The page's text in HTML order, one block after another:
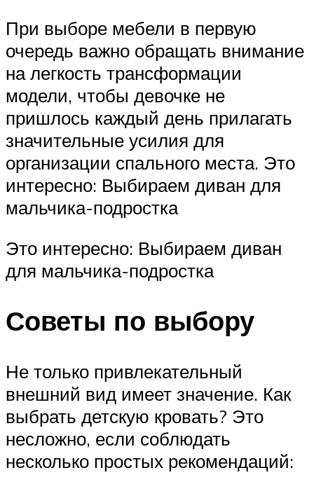
При выборе мебели в первую
очередь важно обращать внимание
на легкость трансформации
модели, чтобы девочке не
пришлось каждый день прилагать
значительные усилия для
организации спального места. Это
интересно: Выбираем диван для
мальчика-подростка
Это интересно: Выбираем диван
для мальчика-подростка
Советы по выбору
Не только привлекательный
внешний вид имеет значение. Как
выбрать детскую кровать? Это
несложно, если соблюдать
несколько простых рекомендаций: